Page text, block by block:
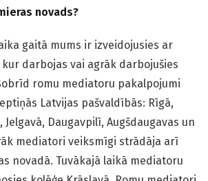
novads?
gaitā mums ir izveidojusies ar
darbojas vai agrāk darbojušies
romu mediatoru pakalpojumi
Latvijas pašvaldībās: Rīgā,
Jelgavā, Daugavpilī, Augšdaugavas un
mediatori veiksmīgi strādāja arī
novadā. Tuvākajā laikā mediatoru